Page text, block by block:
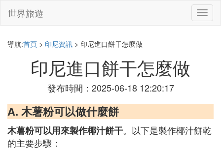
切
換
世界旅遊
導航:首頁 > 印尼資訊 > 印尼進口餅干怎麼做
印尼進口餅干怎麼做
發布時間：2025-06-18 12:20:17
A. 木薯粉可以做什麼餅
木薯粉可以用來製作椰汁餅干。以下是製作椰汁餅乾
的主要步驟：